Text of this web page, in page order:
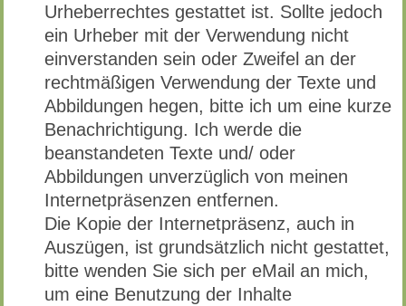
Urheberrechtes gestattet ist. Sollte jedoch
ein Urheber mit der Verwendung nicht
einverstanden sein oder Zweifel an der
rechtmäßigen Verwendung der Texte und
Abbildungen hegen, bitte ich um eine kurze
Benachrichtigung. Ich werde die
beanstandeten Texte und/ oder
Abbildungen unverzüglich von meinen
Internetpräsenzen entfernen.
Die Kopie der Internetpräsenz, auch in
Auszügen, ist grundsätzlich nicht gestattet,
bitte wenden Sie sich per eMail an mich,
um eine Benutzung der Inhalte